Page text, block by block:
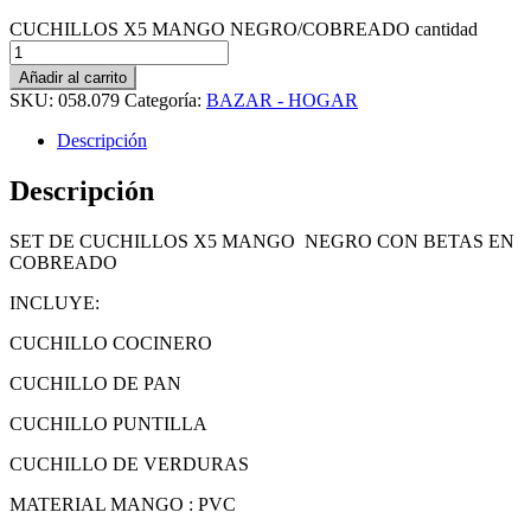
CUCHILLOS X5 MANGO NEGRO/COBREADO cantidad
Añadir al carrito
SKU: 058.079 Categoría: BAZAR - HOGAR
Descripción
Descripción
SET DE CUCHILLOS X5 MANGO NEGRO CON BETAS EN
COBREADO
INCLUYE:
CUCHILLO COCINERO
CUCHILLO DE PAN
CUCHILLO PUNTILLA
CUCHILLO DE VERDURAS
MATERIAL MANGO : PVC